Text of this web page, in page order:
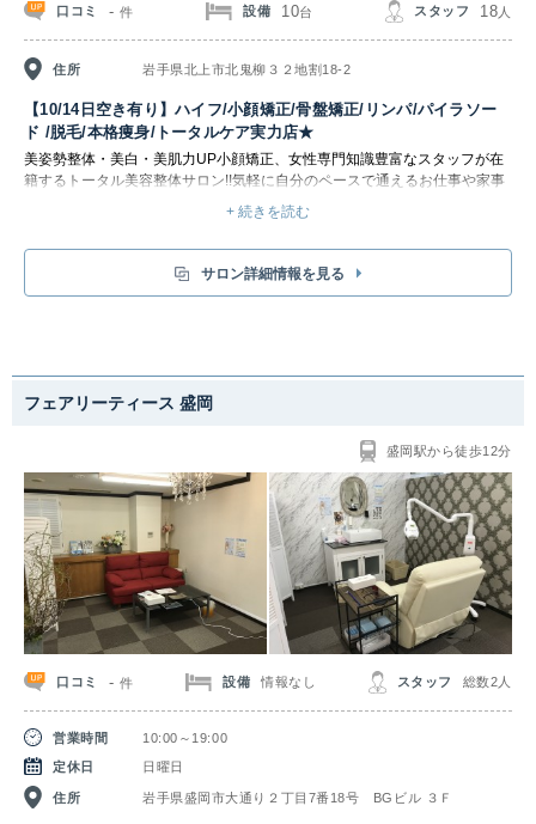
口コミ -件 設備 10台 スタッフ 18 人
住所 岩手県北上市北鬼柳３２地割18-2
【10/14日空き有り】ハイフ/小顔矯正/骨盤矯正/リンパ/パイラソー
ド /脱毛/本格痩身/トータルケア実力店★
美姿勢整体・美白・美肌力UP小顔矯正、女性専門知識豊富なスタッフが在
籍するトータル美容整体サロン!!気軽に自分のペースで通えるお仕事や家事
のすきま時間で全身キレイに♪潤い効果のある脱毛で全身キレイに!2Fは女性
専用フロア☆お子様連OKな忙しい女性に優しいサロン♪脱毛デビューや痩身
デビューにおススメのサロン☆
+ 続きを読む
サロン詳細情報を見る
フェアリーティース 盛岡
盛岡駅から徒歩12分
口コミ -件 設備 情報なし スタッフ 総数2人
営業時間
10:00～19:00
定休日
日曜日
住所 岩手県盛岡市大通り２丁目7番18号 BGビル ３Ｆ